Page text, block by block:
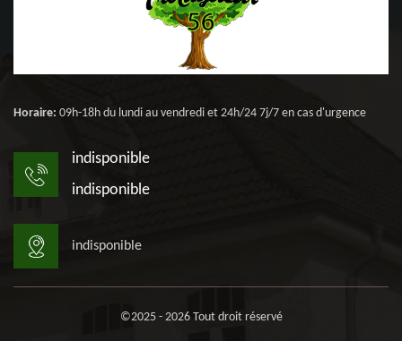
Horaire: 09h-18h du lundi au vendredi et 24h/24 7j/7 en cas d'urgence
indisponible
indisponible
indisponible
©2025 - 2026 Tout droit réservé